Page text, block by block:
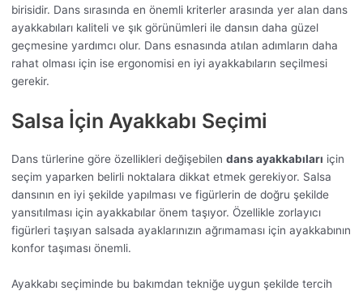
birisidir. Dans sırasında en önemli kriterler arasında yer alan dans
ayakkabıları kaliteli ve şık görünümleri ile dansın daha güzel
geçmesine yardımcı olur. Dans esnasında atılan adımların daha
rahat olması için ise ergonomisi en iyi ayakkabıların seçilmesi
gerekir.
Salsa İçin Ayakkabı Seçimi
Dans türlerine göre özellikleri değişebilen dans ayakkabıları için
seçim yaparken belirli noktalara dikkat etmek gerekiyor. Salsa
dansının en iyi şekilde yapılması ve figürlerin de doğru şekilde
yansıtılması için ayakkabılar önem taşıyor. Özellikle zorlayıcı
figürleri taşıyan salsada ayaklarınızın ağrımaması için ayakkabının
konfor taşıması önemli.
Ayakkabı seçiminde bu bakımdan tekniğe uygun şekilde tercih